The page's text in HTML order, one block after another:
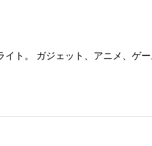
ト。 ガジェット、アニメ、ゲ